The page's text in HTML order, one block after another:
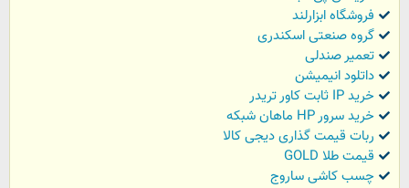
فروشگاه ابزارلند
گروه صنعتی اسکندری
تعمیر صندلی
داتلود انیمیشن
خرید IP ثابت کاور تریدر
خرید سرور HP ماهان شبکه
ربات قیمت گذاری دیجی کالا
قیمت طلا GOLD
چسب کاشی ساروج